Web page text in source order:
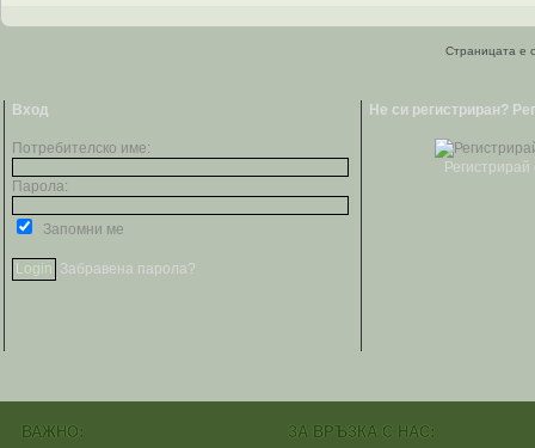
Страницата е
Вход
Потребителско име:
Парола:
Запомни ме
Забравена парола?
Не си регистриран?
Регистрирай
ВАЖНО: ЗА ВРЪЗКА С НАС: